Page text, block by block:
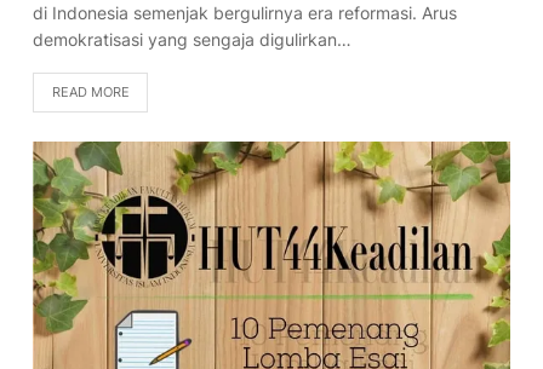
di Indonesia semenjak bergulirnya era reformasi. Arus
demokratisasi yang sengaja digulirkan…
READ MORE